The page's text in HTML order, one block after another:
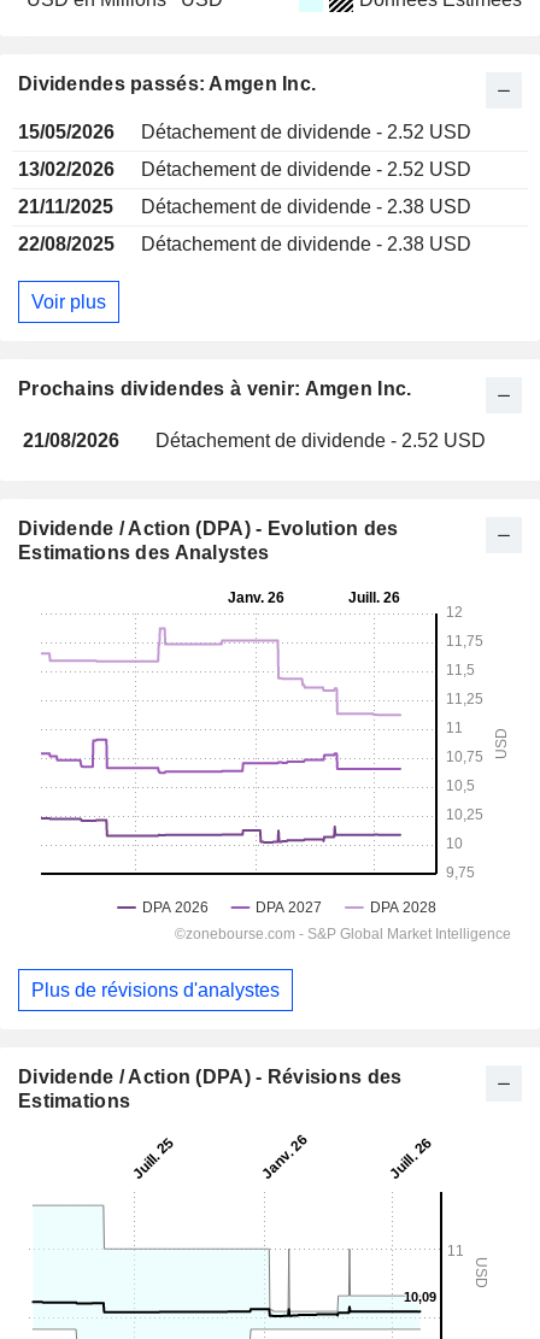
Prochains dividendes à venir: Amgen Inc.
21/08/2026 Détachement de dividende - 2.52 USD
Dividendes passés: Amgen Inc.
15/05/2026
Détachement de dividende - 2.52 USD
13/02/2026
Détachement de dividende - 2.52 USD
21/11/2025
Détachement de dividende - 2.38 USD
22/08/2025
Détachement de dividende - 2.38 USD
Voir plus
Dividende / Action (DPA) - Evolution des
Estimations des Analystes
Plus de révisions d'analystes
Dividende / Action (DPA) - Révisions des
Estimations